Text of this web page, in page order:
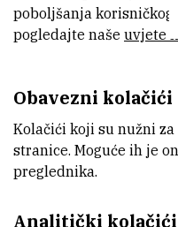
Igor.Sajko@irb.hr
1325
ZAVOD
poboljšanja
pogledajte naše uvjete
Obavezni kolačići
Kolačići koji su nužni
stranice. Moguće ih je
preglednika.
Analitički kolačići